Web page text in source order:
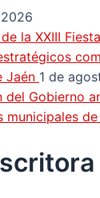
la XXIII
Jaén 1 de
del Gobierno
municipales